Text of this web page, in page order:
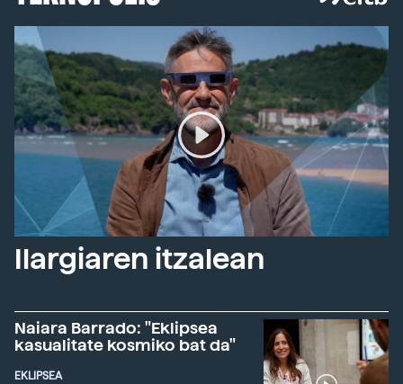
Ilargiaren itzalean
Naiara Barrado: "Eklipsea
kasualitate kosmiko bat da"
EKLIPSEA